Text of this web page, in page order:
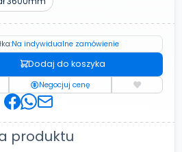
Na indywidualne zamówienie
Dodaj do koszyka
Negocjuj cenę
produktu